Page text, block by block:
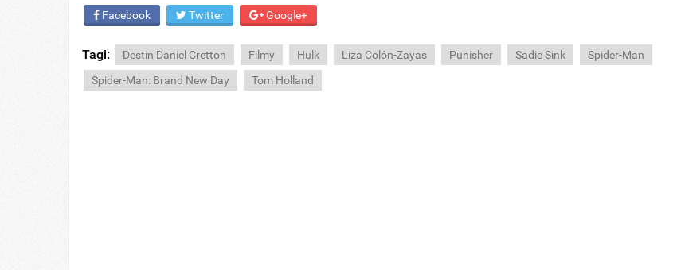
Facebook Twitter Google+
Tagi: Destin Daniel Cretton Filmy Hulk Liza Colón-Zayas Punisher Sadie Sink
Spider-Man
Spider-Man: Brand New Day
Tom Holland